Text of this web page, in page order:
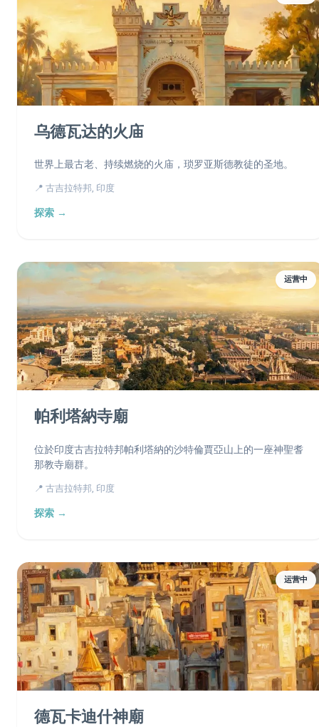
乌德瓦达的火庙
世界上最古老、持续燃烧的火庙，琐罗亚斯德教徒的圣地。
📍 古吉拉特邦, 印度
探索 →
运营中
帕利塔納寺廟
位於印度古吉拉特邦帕利塔納的沙特倫賈亞山上的一座神聖耆
那教寺廟群。
📍 古吉拉特邦, 印度
探索 →
运营中
德瓦卡迪什神廟